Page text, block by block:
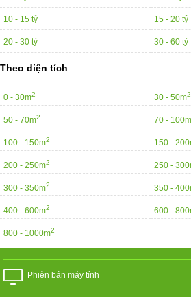
10 - 15 tỷ 15 - 20 tỷ
20 - 30 tỷ 30 - 60 tỷ
Theo diện tích
0 - 30m2 30 - 50m2
50 - 70m2 70 -
100 - 150m2 150 -
200 - 250m2 250 -
300 - 350m2 350 -
400 - 600m2 600 -
800 - 1000m2
Phiên bản máy tính